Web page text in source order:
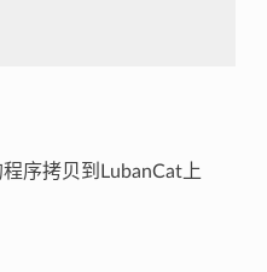
序拷贝到LubanCat上